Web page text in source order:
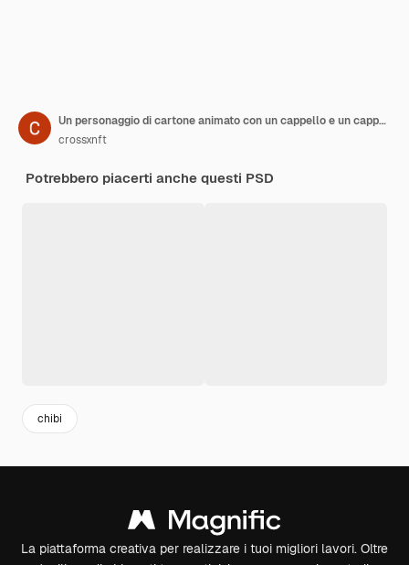
Un personaggio di cartone animato con un cappello e un cappelli su di esso
crossxnft
Potrebbero piacerti anche questi PSD
chibi
La piattaforma creativa per realizzare i tuoi migliori lavori. Oltre